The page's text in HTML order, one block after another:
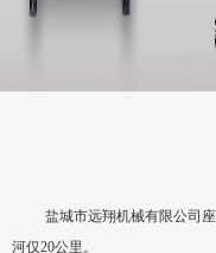
盐城市远翔机械有限公司
河仅20公里。